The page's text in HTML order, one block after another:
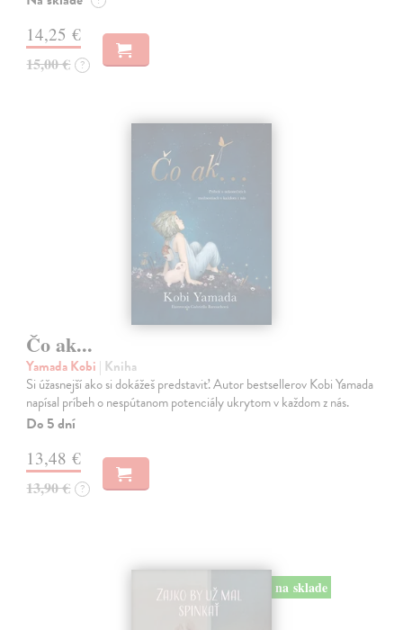
14,25 €
15,00 € ?
Čo ak...
Yamada Kobi | Kniha
Si úžasnejší ako si dokážeš predstaviť. Autor bestsellerov Kobi Yamada
napísal príbeh o nespútanom potenciály ukrytom v každom z nás.
Do 5 dní
13,48 €
13,90 € ?
na sklade